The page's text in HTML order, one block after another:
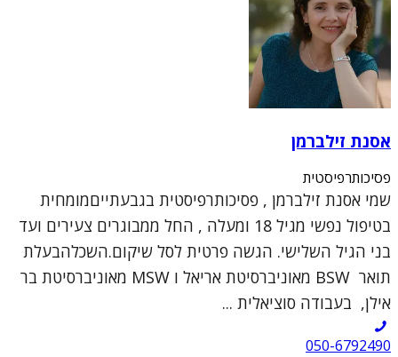
אסנת זילברמן
פסיכותרפיסטית
שמי אסנת זילברמן , פסיכותרפיסטית בגבעתייםמומחית
בטיפול נפשי מגיל 18 ומעלה , החל ממבוגרים צעירים ועד
בני הגיל השלישי. הגשה פרטית לסל שיקום.השכלהבעלת
תואר BSW מאוניברסיטת אריאל ו MSW מאוניברסיטת בר
אילן, בעבודה סוציאלית ...
050-6792490